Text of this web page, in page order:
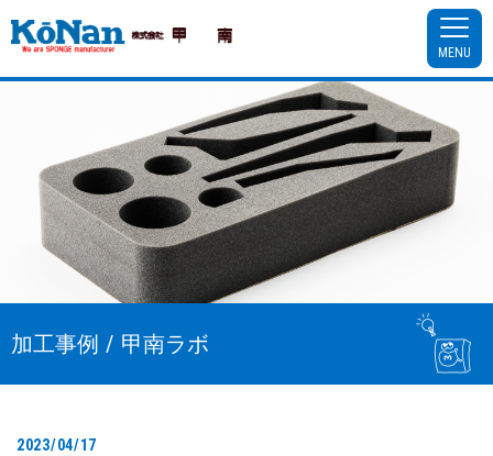
MENU
加工事例 / 甲南ラボ
2023/04/17